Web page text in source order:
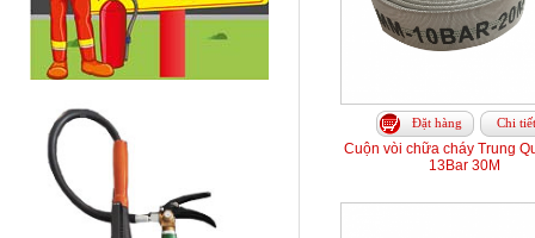
Đặt hàng Chi tiết
Cuộn vòi chữa cháy Trung
13Bar 30M